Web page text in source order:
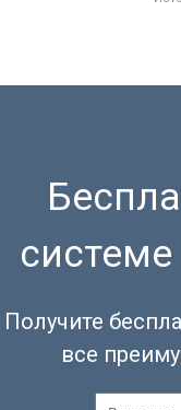
Получите
все